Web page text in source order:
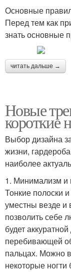
Основные
Перед тем как
знать основные
читать дальше →
Новые
короткие
Выбор дизайна
жизни,
наиболее
1. Минимализм и
Тонкие полоски
уместны везде
позволить себе
будет
перебивающей
пальцах. Можно
некоторые ногти